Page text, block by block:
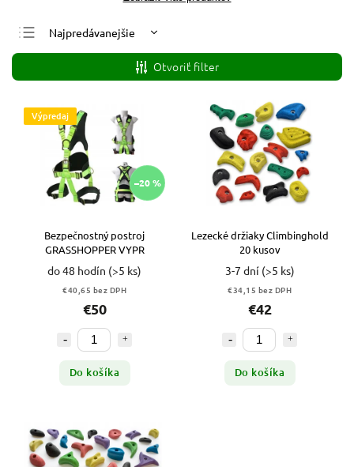
Najpredávanejšie
Najlacnejšie
Najdrahšie
Abecedne
Otvoriť filter
Výpredaj
–20 %
Bezpečnostný postroj
GRASSHOPPER VYPR
do 48 hodín (>5 ks)
€40,65 bez DPH
€50
Do košíka
Lezecké držiaky Climbinghold
20 kusov
3-7 dní (>5 ks)
€34,15 bez DPH
€42
Do košíka